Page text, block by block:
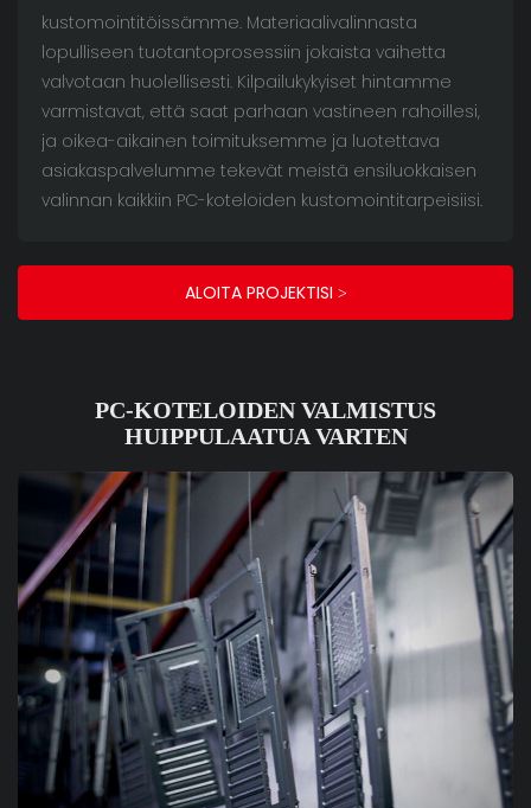
kustomointitöissämme. Materiaalivalinnasta
lopulliseen tuotantoprosessiin jokaista vaihetta
valvotaan huolellisesti. Kilpailukykyiset hintamme
varmistavat, että saat parhaan vastineen rahoillesi,
ja oikea-aikainen toimituksemme ja luotettava
asiakaspalvelumme tekevät meistä ensiluokkaisen
valinnan kaikkiin PC-koteloiden kustomointitarpeisiisi.
ALOITA PROJEKTISI >
PC-KOTELOIDEN VALMISTUS
HUIPPULAATUA VARTEN